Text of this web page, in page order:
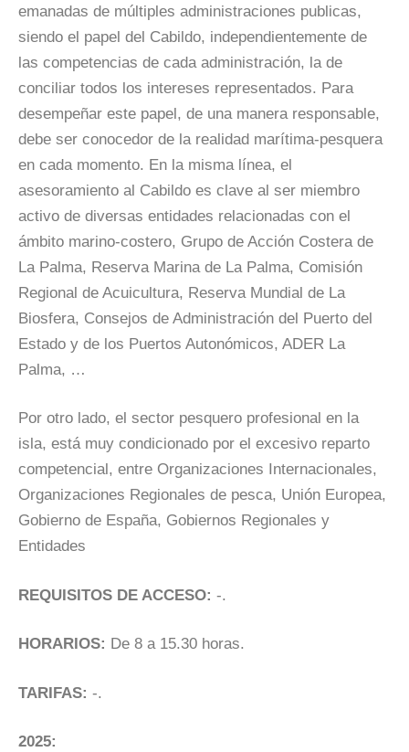
emanadas de múltiples administraciones publicas,
siendo el papel del Cabildo, independientemente de
las competencias de cada administración, la de
conciliar todos los intereses representados. Para
desempeñar este papel, de una manera responsable,
debe ser conocedor de la realidad marítima-pesquera
en cada momento. En la misma línea, el
asesoramiento al Cabildo es clave al ser miembro
activo de diversas entidades relacionadas con el
ámbito marino-costero, Grupo de Acción Costera de
La Palma, Reserva Marina de La Palma, Comisión
Regional de Acuicultura, Reserva Mundial de La
Biosfera, Consejos de Administración del Puerto del
Estado y de los Puertos Autonómicos, ADER La
Palma, …
Por otro lado, el sector pesquero profesional en la
isla, está muy condicionado por el excesivo reparto
competencial, entre Organizaciones Internacionales,
Organizaciones Regionales de pesca, Unión Europea,
Gobierno de España, Gobiernos Regionales y
Entidades
REQUISITOS DE ACCESO: -.
HORARIOS: De 8 a 15.30 horas.
TARIFAS: -.
2025: